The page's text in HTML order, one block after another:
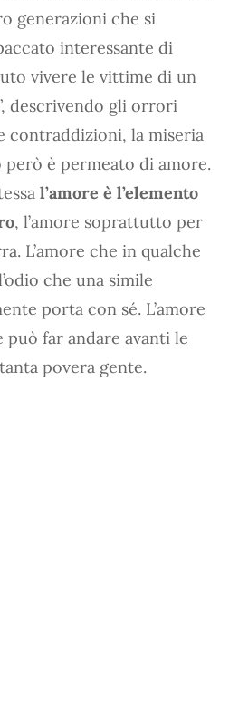
generazioni che si
interessante di
vivere le vittime di un
descrivendo gli orrori
contraddizioni, la miseria
è permeato di amore.
l’amore è l’elemento
, l’amore soprattutto per
L’amore che in qualche
che una simile
porta con sé. L’amore
può far andare avanti le
povera gente.